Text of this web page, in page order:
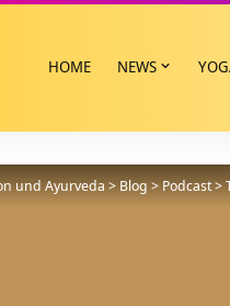
HOME NEWS
und Ayurveda>Blog>Podcast>